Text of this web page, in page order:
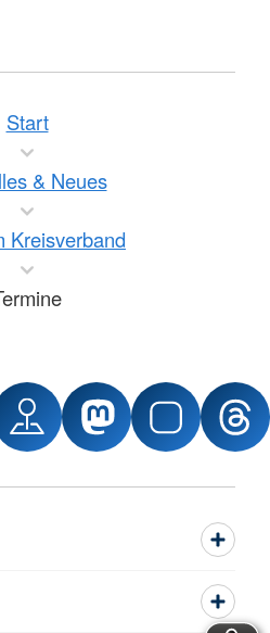
Start
& Neues
Kreisverband